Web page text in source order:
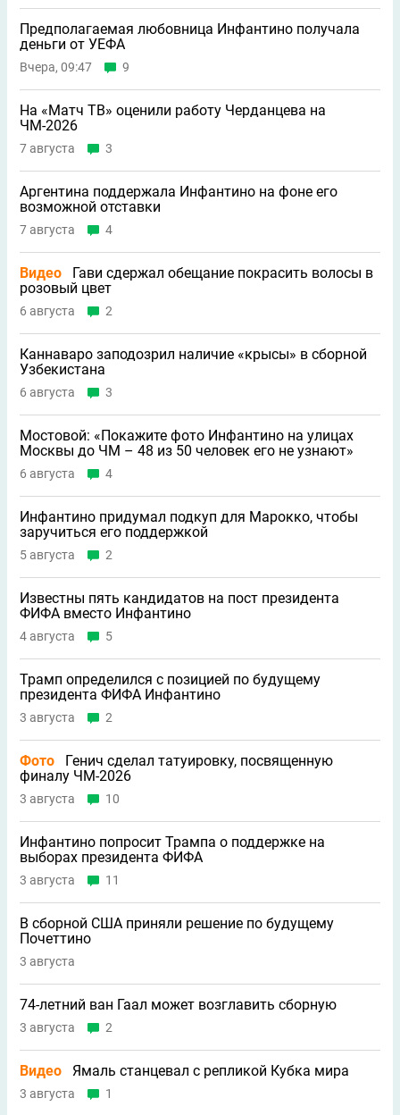
Предполагаемая любовница Инфантино получала
деньги от УЕФА
Вчера, 09:47 9
На «Матч ТВ» оценили работу Черданцева на
ЧМ-2026
7 августа 3
Аргентина поддержала Инфантино на фоне его
возможной отставки
7 августа 4
Видео
Гави сдержал обещание покрасить волосы в
розовый цвет
6 августа 2
Каннаваро заподозрил наличие «крысы» в сборной
Узбекистана
6 августа 3
Мостовой: «Покажите фото Инфантино на улицах
Москвы до ЧМ – 48 из 50 человек его не узнают»
6 августа 4
Инфантино придумал подкуп для Марокко, чтобы
заручиться его поддержкой
5 августа 2
Известны пять кандидатов на пост президента
ФИФА вместо Инфантино
4 августа 5
Трамп определился с позицией по будущему
президента ФИФА Инфантино
3 августа 2
Фото
Генич сделал татуировку, посвященную
финалу ЧМ-2026
3 августа 10
Инфантино попросит Трампа о поддержке на
выборах президента ФИФА
3 августа 11
В сборной США приняли решение по будущему
Почеттино
3 августа
74-летний ван Гаал может возглавить сборную
3 августа 2
Видео Ямаль станцевал с репликой Кубка мира
3 августа 1